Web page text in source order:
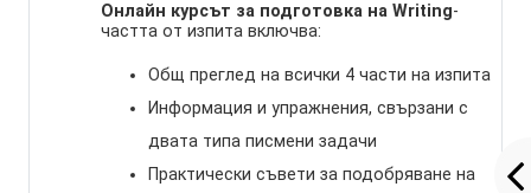
Онлайн курсът за подготовка на Writing-
частта от изпита включва:
Общ преглед на всички 4 части на изпита
Информация и упражнения, свързани с
двата типа писмени задачи
Практически съвети за подобряване на